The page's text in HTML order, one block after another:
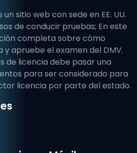
sitio web con sede en EE. UU.
de conducir pruebas; En este
completa sobre cómo
apruebe el examen del DMV.
de licencia debe pasar una
para ser considerado para
licencia por parte del estado.